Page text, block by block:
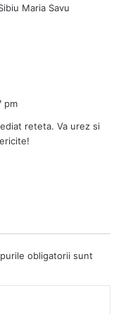
Maria Savu
pm
reteta. Va urez si
obligatorii sunt